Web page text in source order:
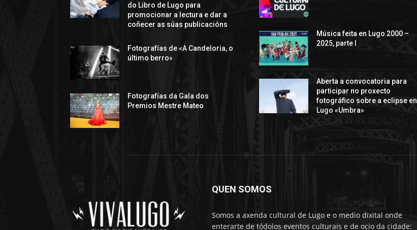
do Libro de Lugo para
promocionar a lectura e dar a
coñecer as súas publicacións
Fotografías de «A Candeloria, o
último berro»
Fotografías da Gala dos
Premios Mestre Mateo
Música feita en Lugo 2000 –
2025, parte I
Aberta a convocatoria para
participar no proxecto
fotográfico sobre a eclipse en
Lugo «Umbra»
QUEN SOMOS
Somos a axenda cultural de Lugo e o medio dixital onde
enterarte de tódolos eventos culturais e de ocio da cidade: